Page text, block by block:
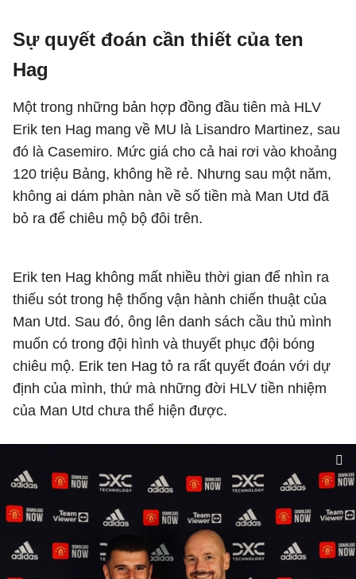
Sự quyết đoán cần thiết của ten
Hag
Một trong những bản hợp đồng đầu tiên mà HLV
Erik ten Hag mang về MU là Lisandro Martinez, sau
đó là Casemiro. Mức giá cho cả hai rơi vào khoảng
120 triệu Bảng, không hề rẻ. Nhưng sau một năm,
không ai dám phàn nàn về số tiền mà Man Utd đã
bỏ ra để chiêu mộ bộ đôi trên.
Erik ten Hag không mất nhiều thời gian để nhìn ra
thiếu sót trong hệ thống vận hành chiến thuật của
Man Utd. Sau đó, ông lên danh sách cầu thủ mình
muốn có trong đội hình và thuyết phục đội bóng
chiêu mộ. Erik ten Hag tỏ ra rất quyết đoán với dự
định của mình, thứ mà những đời HLV tiền nhiệm
của Man Utd chưa thể hiện được.